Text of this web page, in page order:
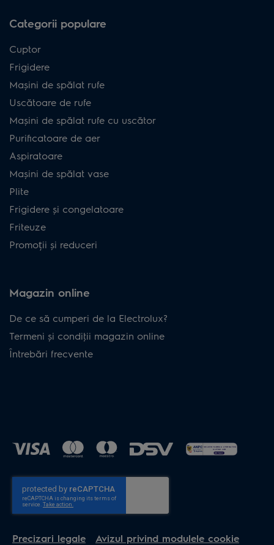
Categorii populare
Cuptor
Frigidere
Mașini de spălat rufe
Uscătoare de rufe
Mașini de spălat rufe cu uscător
Purificatoare de aer
Aspiratoare
Mașini de spălat vase
Plite
Frigidere și congelatoare
Friteuze
Promoții și reduceri
Magazin online
De ce să cumperi de la Electrolux?
Termeni și condiţii magazin online
Întrebări frecvente
Precizari legale Avizul privind modulele cookie